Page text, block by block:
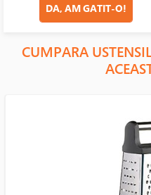
DA, AM GATIT-O!
CUMPARA